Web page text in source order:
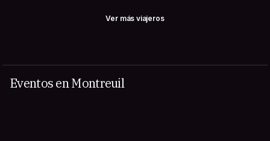
Ver más viajeros
Eventos en Montreuil